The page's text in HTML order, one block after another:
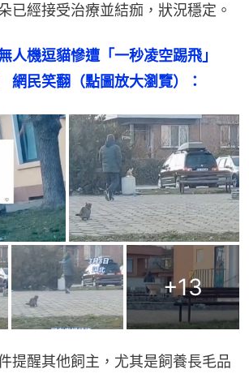
已經接受治療並結痂，狀況穩定。
無人機逗貓慘遭「一秒凌空踢飛」
網民笑翻（點圖放大瀏覽）：
+13
提醒其他飼主，尤其是飼養長毛品